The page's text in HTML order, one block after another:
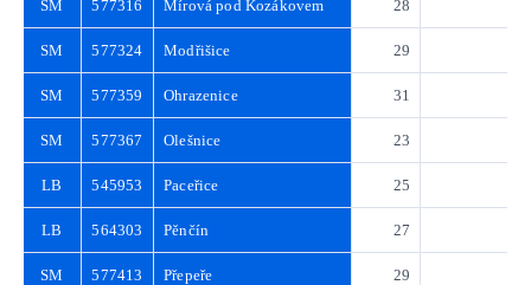
SM 577316 Mírová pod Kozákovem 28
SM 577324 Modřišice 29
SM 577359 Ohrazenice 31
SM 577367 Olešnice 23
LB 545953 Paceřice 25
LB 564303 Pěnčín 27
SM 577413 Přepeře 29